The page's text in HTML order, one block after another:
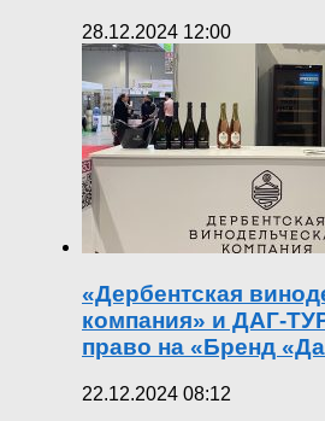
28.12.2024 12:00
«Дербентская
компания» и ДАГ-
право на «Бренд
22.12.2024 08:12